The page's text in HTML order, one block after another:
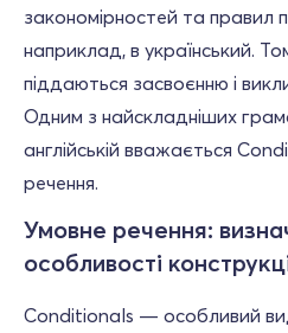
закономірностей та правил
наприклад, в український.
піддаються засвоєнню і
Одним з найскладніших
англійській вважається
речення.
Умовне речення:
особливості
Conditionals — особливий